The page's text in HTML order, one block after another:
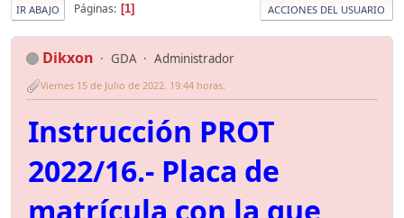
IR ABAJO Páginas 1 ACCIONES DEL USUARIO
Dikxon GDA Administrador
Viernes 15 de Julio de 2022. 19:44 horas.
Instrucción PROT
2022/16.- Placa de